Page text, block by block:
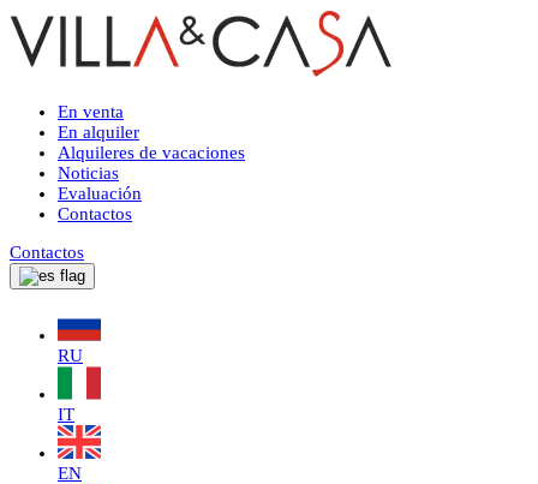
En venta
En alquiler
Alquileres de vacaciones
Noticias
Evaluación
Contactos
Contactos
RU
IT
EN